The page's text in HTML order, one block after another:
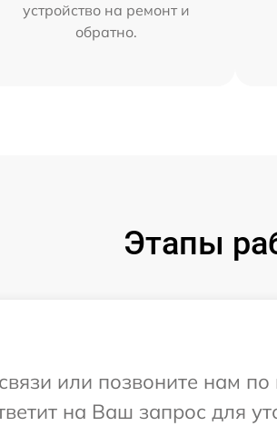
устройство на ремонт и
обратно.
Этапы
или позвоните нам
на Ваш запрос для